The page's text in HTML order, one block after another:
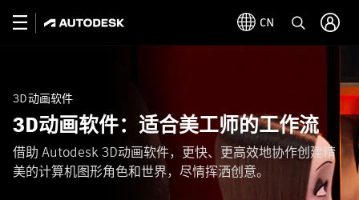
CN
3D动画软件
3D动画软件：适合美工师的工作流
借助 Autodesk 3D动画软件，更快、更高效地协作创建精
美的计算机图形角色和世界，尽情挥洒创意。